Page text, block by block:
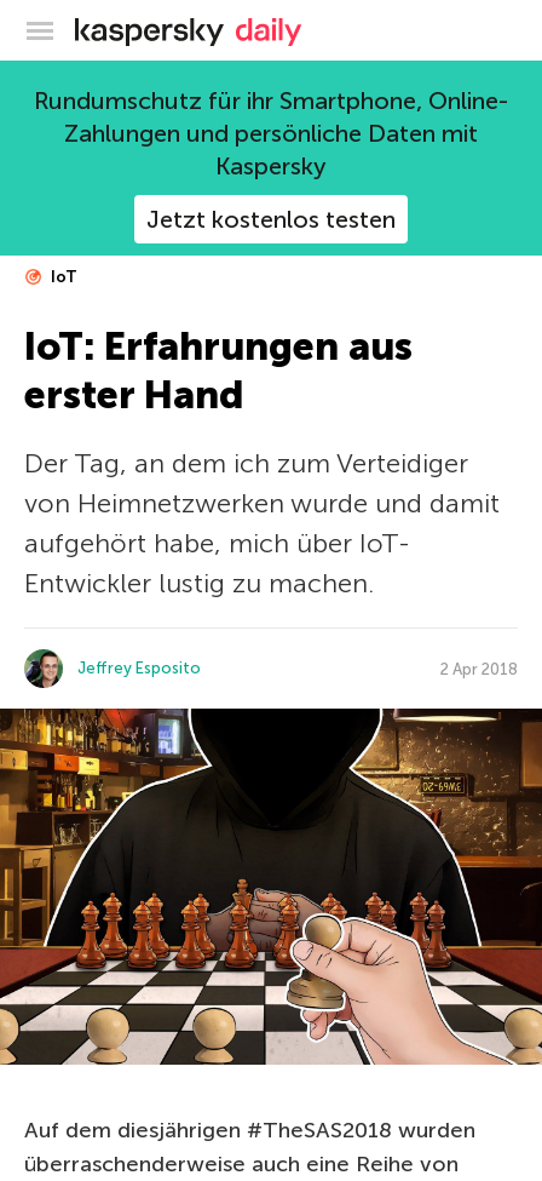
Offizieller Blog von Kaspersky
Rundumschutz für ihr Smartphone, Online-
Zahlungen und persönliche Daten mit
Kaspersky
Jetzt kostenlos testen
IoT
IoT: Erfahrungen aus
erster Hand
Der Tag, an dem ich zum Verteidiger
von Heimnetzwerken wurde und damit
aufgehört habe, mich über IoT-
Entwickler lustig zu machen.
Jeffrey Esposito 2 Apr 2018
Auf dem diesjährigen #TheSAS2018 wurden
überraschenderweise auch eine Reihe von